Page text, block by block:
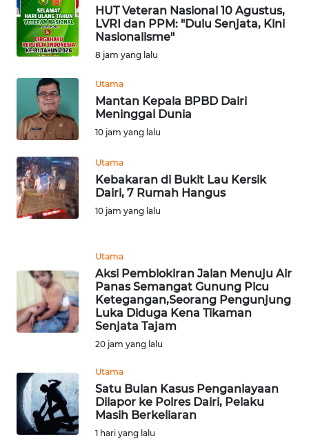
HUT Veteran Nasional 10 Agustus,
LVRI dan PPM: "Dulu Senjata, Kini
Nasionalisme"
8 jam yang lalu
Utama
Mantan Kepala BPBD Dairi
Meninggal Dunia
10 jam yang lalu
Utama
Kebakaran di Bukit Lau Kersik
Dairi, 7 Rumah Hangus
10 jam yang lalu
Utama
Aksi Pemblokiran Jalan Menuju Air
Panas Semangat Gunung Picu
Ketegangan,Seorang Pengunjung
Luka Diduga Kena Tikaman
Senjata Tajam
20 jam yang lalu
Utama
Satu Bulan Kasus Penganiayaan
Dilapor ke Polres Dairi, Pelaku
Masih Berkeliaran
1 hari yang lalu
KONTAK
KAMI
INFO
IKLAN
TENTANG
PEDOMAN
MEDIA
SIBER
KARIR
DISCLAIMER
News
Regional
WN
SUMUT